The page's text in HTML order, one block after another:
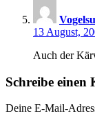
13 August,
Auch der
Schreibe einen
Deine E-Mail-